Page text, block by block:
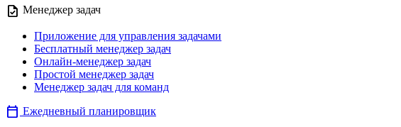
task Менеджер задач
Приложение для управления задачами
Бесплатный менеджер задач
Онлайн-менеджер задач
Простой менеджер задач
Менеджер задач для команд
calendar_today Ежедневный планировщик